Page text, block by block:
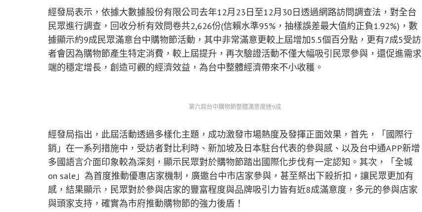
經發局表示，依據大數據股份有限公司去年12月23日至12月30日透過網路訪問調查法，對全台
民眾進行調查，回收分析有效問卷共2,626份(信賴水準95%，抽樣誤差最大值約正負1.92%)，數
據顯示約9成民眾滿意台中購物節活動，其中非常滿意更較上屆增加5.5個百分點，更有7成5受訪
者會因為購物節產生特定消費，較上屆提升，再次驗證活動不僅大幅吸引民眾參與，還促進需求
端的穩定增長，創造可觀的經濟效益，為台中整體經濟帶來不小收穫。
第六屆台中購物節整體滿意度達9成
經發局指出，此屆活動透過多樣化主題，成功激發市場熱度及發揮正面效果，首先，「國際行
銷」在一系列措施中，受訪者對比利時、新加坡及日本駐台代表的參與感、以及台中通APP新增
多國語言介面印象較為深刻，顯示民眾對於購物節踏出國際化步伐有一定認知。其次，「全城
on sale」為首度推動優惠店家機制，廣邀台中市店家參與，甚至祭出下殺折扣，讓民眾更加有
感，結果顯示，民眾對於參與店家的豐富程度與品牌吸引力皆有近8成滿意度，多元的參與店家
與頭家支持，確實為市府推動購物節的強力後盾！